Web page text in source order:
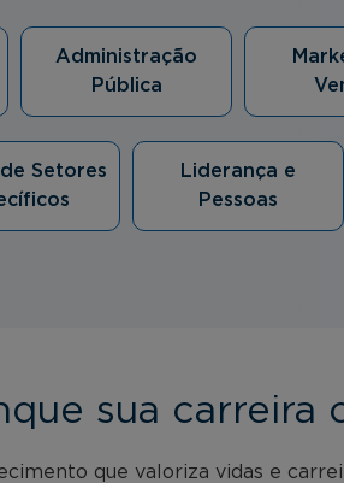
Administração
Pública
Setores
Liderança e
Pessoas
sua carreira
que valoriza vidas e